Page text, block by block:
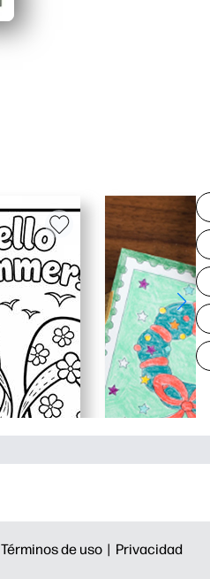
Términos de uso | Privacidad